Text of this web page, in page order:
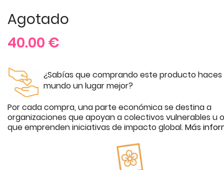
Agotado
40.00 €
¿Sabías que comprando este producto haces
mundo un lugar mejor?
Por cada compra, una parte económica se destina a
organizaciones que apoyan a colectivos vulnerables u
que emprenden iniciativas de impacto global.Más